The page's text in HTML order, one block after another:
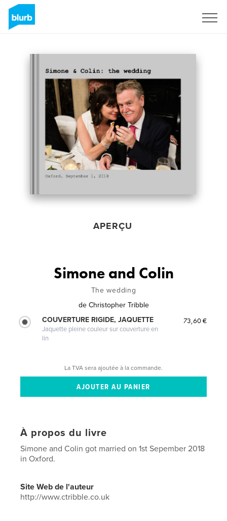
APERÇU
Simone and Colin
The wedding
de Christopher Tribble
COUVERTURE RIGIDE, JAQUETTE
Jaquette pleine couleur sur couverture en
lin
73,60 €
La TVA sera ajoutée à la commande.
À propos du livre
Simone and Colin got married on 1st Sepember 2018
in Oxford.
Site Web de l'auteur
http://www.ctribble.co.uk